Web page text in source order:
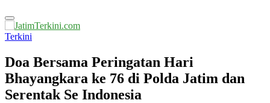
Primary
Menu
Terkini
Doa Bersama Peringatan Hari
Bhayangkara ke 76 di Polda Jatim dan
Serentak Se Indonesia